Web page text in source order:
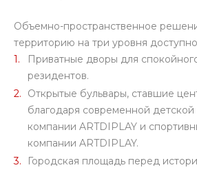
Объемно-пространственное
территорию на три уровня
Приватные дворы для
резидентов.
Открытые бульвары, ставшие
благодаря современной
компании ARTDIPLAY и
компании ARTDIPLAY.
Городская площадь перед